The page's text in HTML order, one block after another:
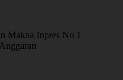
Makna Inpres No 1